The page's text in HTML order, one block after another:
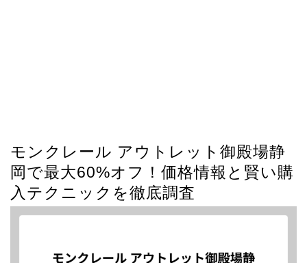
モンクレール アウトレット御殿場静
岡で最大60%オフ！価格情報と賢い購
入テクニックを徹底調査